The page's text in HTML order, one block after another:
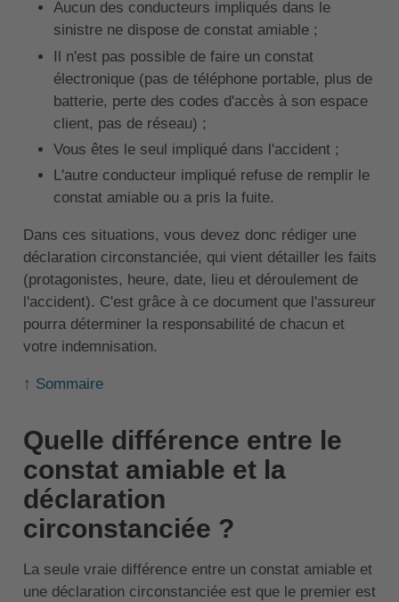
Aucun des conducteurs impliqués dans le
sinistre ne dispose de constat amiable ;
Il n'est pas possible de faire un constat
électronique (pas de téléphone portable, plus de
batterie, perte des codes d'accès à son espace
client, pas de réseau) ;
Vous êtes le seul impliqué dans l'accident ;
L'autre conducteur impliqué refuse de remplir le
constat amiable ou a pris la fuite.
Dans ces situations, vous devez donc rédiger une
déclaration circonstanciée, qui vient détailler les faits
(protagonistes, heure, date, lieu et déroulement de
l'accident). C'est grâce à ce document que l'assureur
pourra déterminer la responsabilité de chacun et
votre indemnisation.
↑ Sommaire
Quelle différence entre le
constat amiable et la
déclaration
circonstanciée ?
La seule vraie différence entre un constat amiable et
une déclaration circonstanciée est que le premier est